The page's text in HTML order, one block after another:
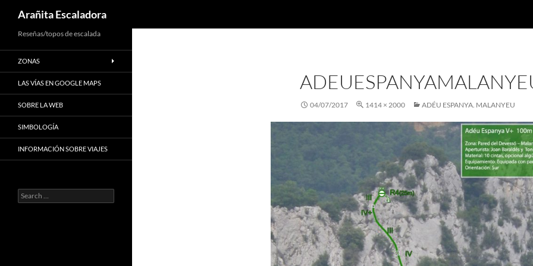
to
content
Arañita Escaladora
04/07/2017 1414 × 2000 ADÉU ESPANYA. MALANYEU
Reseñas/topos de escalada
ZONAS
LAS VÍAS EN GOOGLE MAPS
SOBRE LA WEB
SIMBOLOGÍA
INFORMACIÓN SOBRE VIAJES
Search
for: